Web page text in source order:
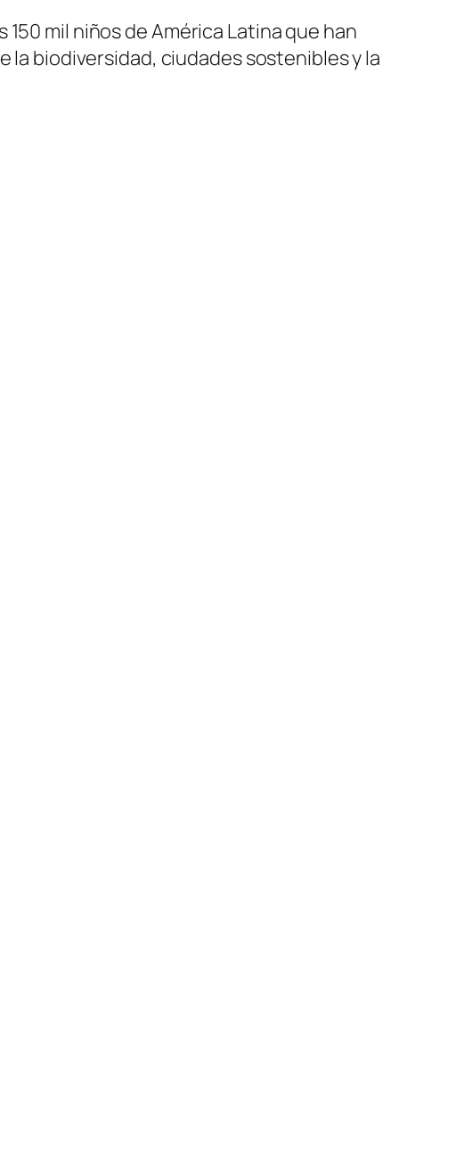
mil niños de América Latina que han
biodiversidad, ciudades sostenibles y la